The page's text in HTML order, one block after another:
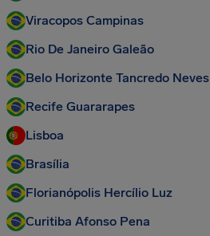
Viracopos Campinas
Rio De Janeiro Galeão
Belo Horizonte Tancredo Neves
Recife Guararapes
Lisboa
Brasília
Florianópolis Hercílio Luz
Curitiba Afonso Pena